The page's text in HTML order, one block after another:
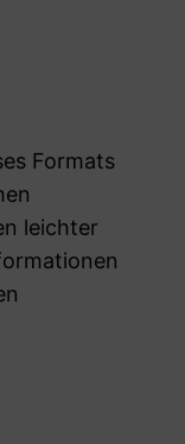
Formats
leichter